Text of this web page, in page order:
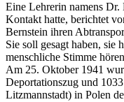
Eine Lehrerin namens Dr.
Kontakt hatte, berichtet
Bernstein ihren
Sie soll gesagt haben, sie
menschliche Stimme
Am 25. Oktober 1941
Deportationszug und
Litzmannstadt) in Polen